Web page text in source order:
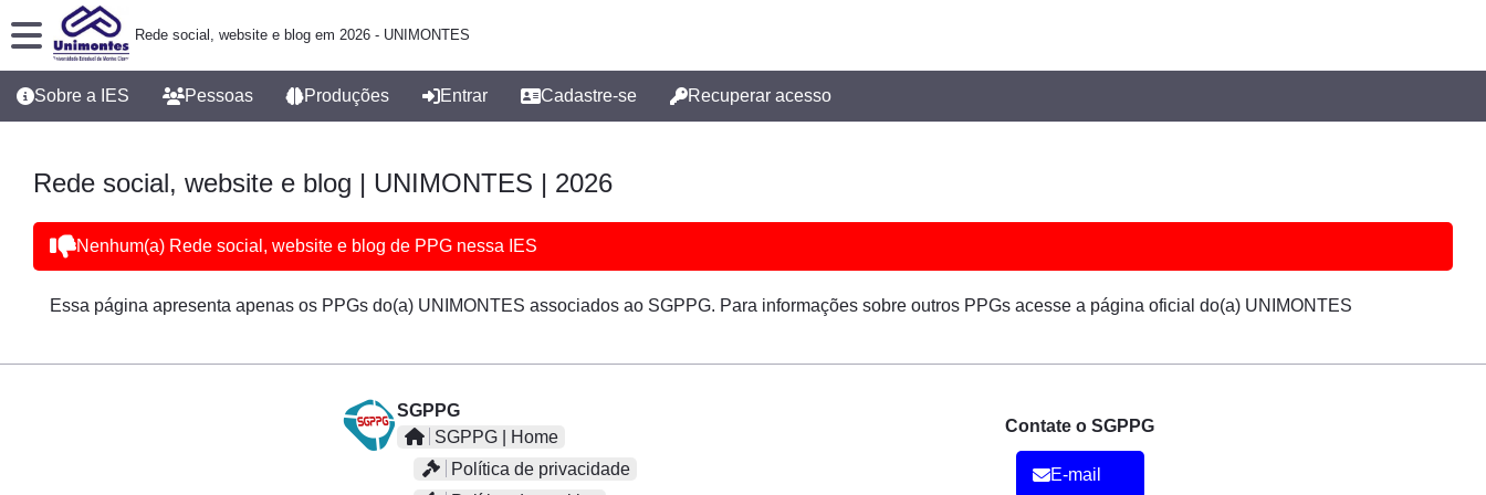
Rede social, website e blog em 2026 - UNIMONTES
Sobre a IES Pessoas Produções Entrar Cadastre-se Recuperar acesso
Rede social, website e blog | UNIMONTES | 2026
Nenhum(a) Rede social, website e blog de PPG nessa IES
Essa página apresenta apenas os PPGs do(a) UNIMONTES associados ao SGPPG. Para informações sobre outros PPGs acesse a página oficial do(a) UNIMONTES
SGPPG
SGPPG | Home
Política de privacidade
Contate o SGPPG
E-mail